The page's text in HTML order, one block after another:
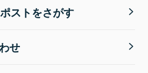
ストをさがす
せ